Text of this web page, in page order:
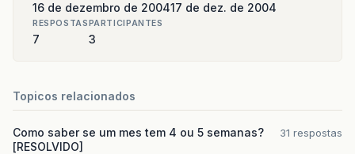
16 de dezembro de 200417 de dez. de 2004
RESPOSTAS
7
PARTICIPANTES
3
Topicos relacionados
Como saber se um mes tem 4 ou 5 semanas?
[RESOLVIDO]
31 respostas